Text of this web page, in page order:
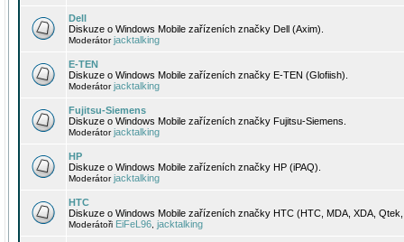
Dell
Diskuze o Windows Mobile zařízeních značky Dell (Axim).
Moderátorjacktalking
E-TEN
Diskuze o Windows Mobile zařízeních značky E-TEN (Glofiish).
Moderátorjacktalking
Fujitsu-Siemens
Diskuze o Windows Mobile zařízeních značky Fujitsu-Siemens.
Moderátorjacktalking
HP
Diskuze o Windows Mobile zařízeních značky HP (iPAQ).
Moderátorjacktalking
HTC
Diskuze o Windows Mobile zařízeních značky HTC (HTC, MDA, XDA,
Moderátoři EiFeL96 jacktalking